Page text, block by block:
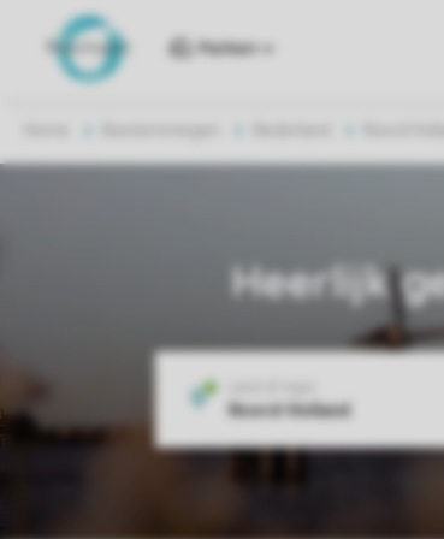
Parken